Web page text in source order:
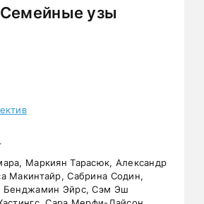
узы
Маркиян Тарасюк, Александр
Макинтайр, Сабрина Содин,
Бенджамин Эйрс, Сэм Эш